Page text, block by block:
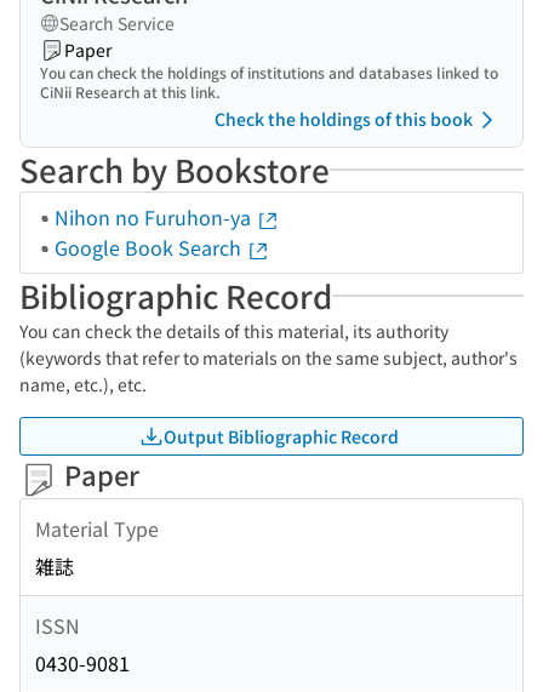
Search Service
Paper
You can check the holdings of institutions and databases linked to
CiNii Research at this link.
Check the holdings of this book
Search by Bookstore
Nihon no Furuhon-ya
Google Book Search
Bibliographic Record
You can check the details of this material, its authority
(keywords that refer to materials on the same subject, author's
name, etc.), etc.
Output Bibliographic Record
Paper
Material Type
雑誌
ISSN
0430-9081